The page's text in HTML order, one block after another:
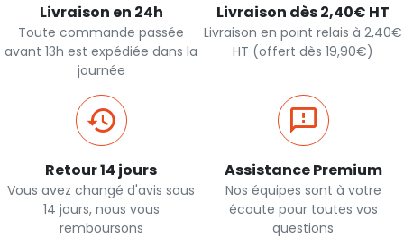
Livraison en 24h
Toute commande passée
avant 13h est expédiée dans la
journée
Livraison dès 2,40€ HT
Livraison en point relais à 2,40€
HT (offert dès 19,90€)
Retour 14 jours
Vous avez changé d'avis sous
14 jours, nous vous
remboursons
Assistance Premium
Nos équipes sont à votre
écoute pour toutes vos
questions